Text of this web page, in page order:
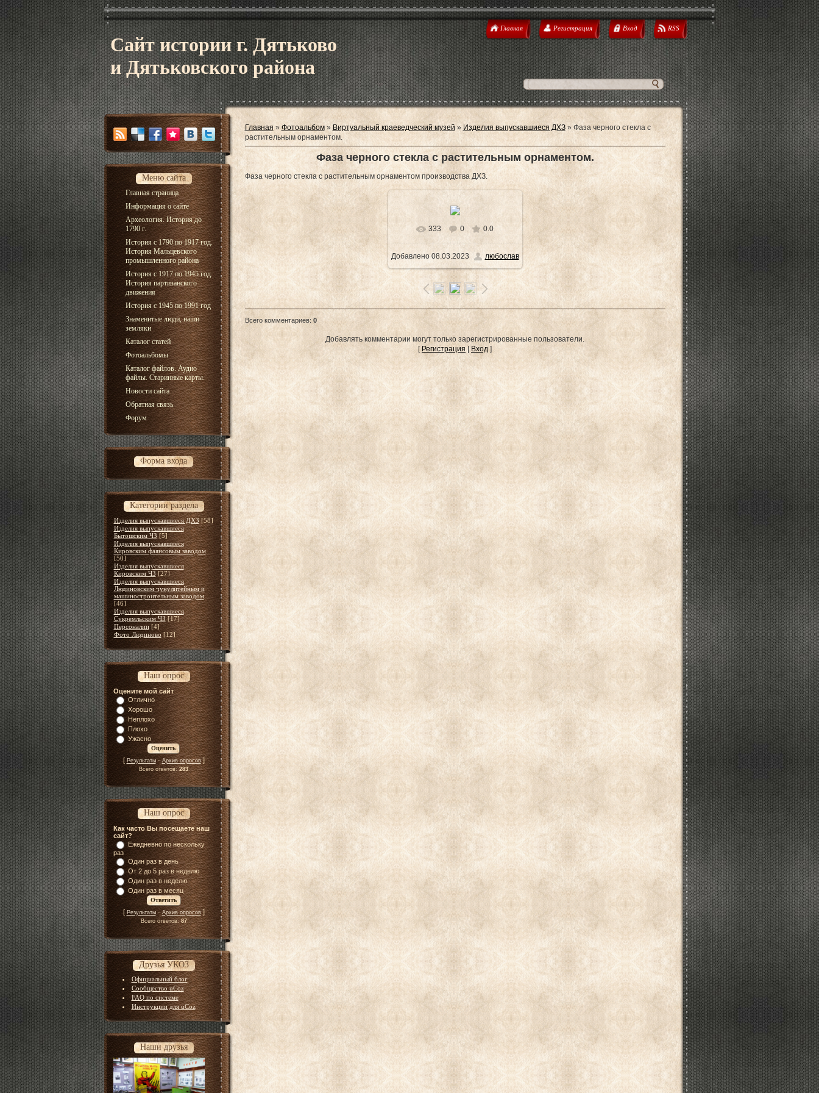
Сайт истории г. Дятьково
и Дятьковского района
Главная Регистрация Вход RSS
Меню сайта
Главная страница
Информация о сайте
Археология. История до
1790 г.
История с 1790 по 1917 год.
История Мальцевского
промышленного района
История с 1917 по 1945 год.
История партизанского
движения
История с 1945 по 1991 год
Знаменитые люди, наши
земляки
Каталог статей
Фотоальбомы
Каталог файлов. Аудио
файлы. Старинные карты.
Новости сайта
Обратная связь
Форум
Форма входа
Категории раздела
Изделия выпускавшиеся ДХЗ [58]
Изделия выпускавшиеся
Бытошским ЧЗ [5]
Изделия выпускавшиеся
Кировским фаянсовым заводом
[50]
Изделия выпускавшиеся
Кировским ЧЗ [27]
Изделия выпускавшиеся
Людиновским чунулитейным и
машиностроительным заводом
[46]
Изделия выпускавшиеся
Сукремльским ЧЗ [17]
Персоналии [4]
Фото Людиново [12]
Наш опрос
Оцените мой сайт
Отлично
Хорошо
Неплохо
Плохо
Ужасно
[ Результаты·Архив опросов]
Всего ответов:283
Наш опрос
Как часто Вы посещаете наш
сайт?
Ежедневно по нескольку
раз
Один раз в день
От 2 до 5 раз в неделю
Один раз в неделю
Один раз в месяц
[ Результаты·Архив опросов]
Всего ответов:87
Друзья УКОЗ
Официальный блог
Сообщество uCoz
FAQ по системе
Инструкции для uCoz
Наши друзья
Главная » Фотоальбом» Виртуальный краеведческий музей » Изделия выпускавшиеся ДХЗ» Фаза черного стекла с
растительным орнаментом.
Фаза черного стекла с растительным орнаментом.
Фаза черного стекла с растительным орнаментом производства ДХЗ.
В реальном размере
1538x1014/ 321.1Kb
333 0 0.0
Добавлено08.03.2023 любослав
Всего комментариев: 0
Добавлять комментарии могут только зарегистрированные пользователи.
[ Регистрация | Вход ]